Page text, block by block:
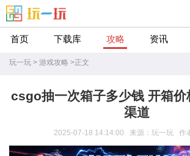
首页 下载库 攻略 资讯
玩一玩 > 游戏攻略 >正文
csgo抽一次箱子多少钱 开箱价
渠道
2025-07-18 14:14:00 来源：玩一玩 作